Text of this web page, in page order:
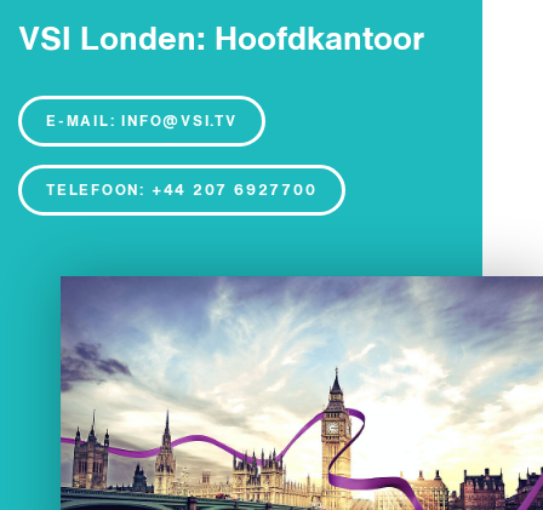
VSI Londen: Hoofdkantoor
E-MAIL: INFO@VSI.TV
TELEFOON: +44 207 6927700